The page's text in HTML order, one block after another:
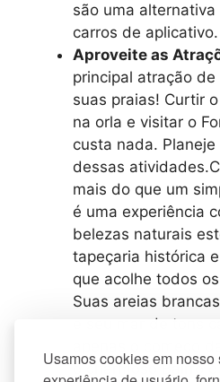
Usamos cookies em
são uma
carros de aplicativo.
Aproveite as
principal atração
suas praias! Curtir
na orla e visitar o
custa nada.
dessas
mais do que um
é uma experiência
belezas naturais
tapeçaria histórica
que acolhe todos
Suas areias
e seu mar de tons
o charmoso Bairro